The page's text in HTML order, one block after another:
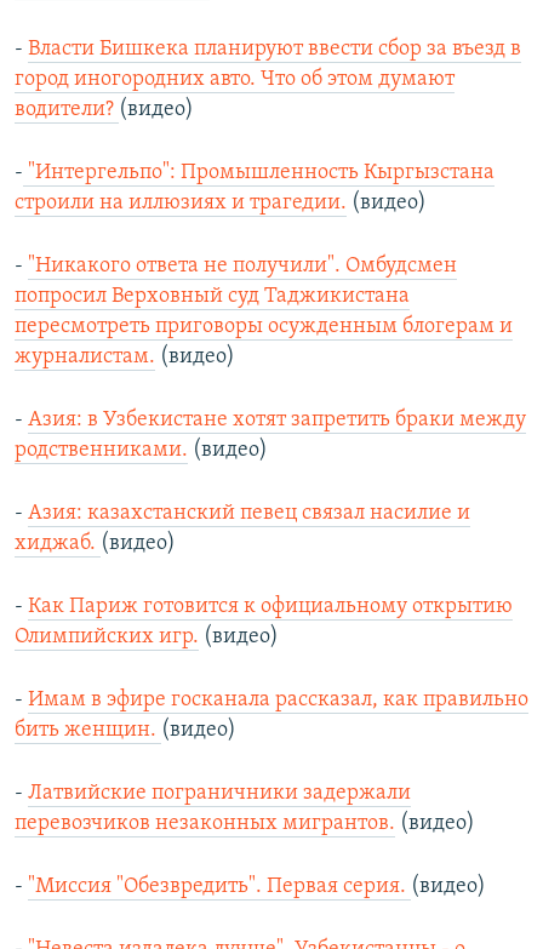
- Власти Бишкека планируют ввести сбор за въезд в
город иногородних авто. Что об этом думают
водители? (видео)
- "Интергельпо": Промышленность Кыргызстана
строили на иллюзиях и трагедии. (видео)
- "Никакого ответа не получили". Омбудсмен
попросил Верховный суд Таджикистана
пересмотреть приговоры осужденным блогерам и
журналистам. (видео)
- Азия: в Узбекистане хотят запретить браки между
родственниками. (видео)
- Азия: казахстанский певец связал насилие и
хиджаб. (видео)
- Как Париж готовится к официальному открытию
Олимпийских игр. (видео)
- Имам в эфире госканала рассказал, как правильно
бить женщин. (видео)
- Латвийские пограничники задержали
перевозчиков незаконных мигрантов. (видео)
- "Миссия "Обезвредить". Первая серия. (видео)